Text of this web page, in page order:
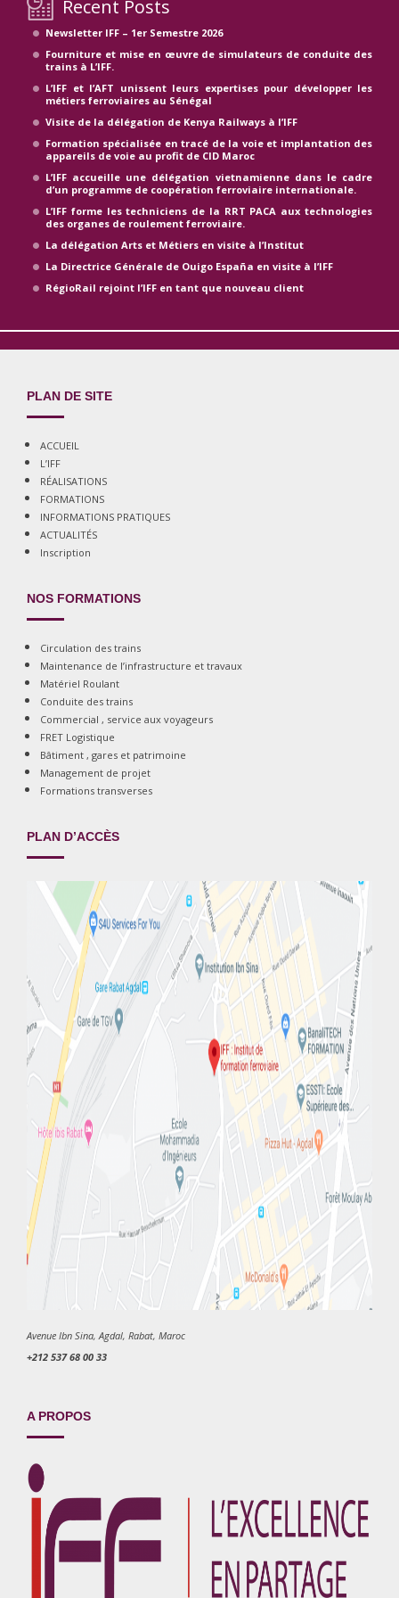
Recent Posts
Newsletter IFF – 1er Semestre 2026
Fourniture et mise en œuvre de simulateurs de conduite des
trains à L’IFF.
L’IFF et l’AFT unissent leurs expertises pour développer les
métiers ferroviaires au Sénégal
Visite de la délégation de Kenya Railways à l’IFF
Formation spécialisée en tracé de la voie et implantation des
appareils de voie au profit de CID Maroc
L’IFF accueille une délégation vietnamienne dans le cadre
d’un programme de coopération ferroviaire internationale.
L’IFF forme les techniciens de la RRT PACA aux technologies
des organes de roulement ferroviaire.
La délégation Arts et Métiers en visite à l’Institut
La Directrice Générale de Ouigo España en visite à l’IFF
RégioRail rejoint l’IFF en tant que nouveau client
PLAN DE SITE
ACCUEIL
L’IFF
RÉALISATIONS
FORMATIONS
INFORMATIONS PRATIQUES
ACTUALITÉS
Inscription
NOS FORMATIONS
Circulation des trains
Maintenance de l’infrastructure et travaux
Matériel Roulant
Conduite des trains
Commercial , service aux voyageurs
FRET Logistique
Bâtiment , gares et patrimoine
Management de projet
Formations transverses
PLAN D’ACCÈS
Avenue Ibn Sina, Agdal, Rabat, Maroc
+212 537 68 00 33
A PROPOS